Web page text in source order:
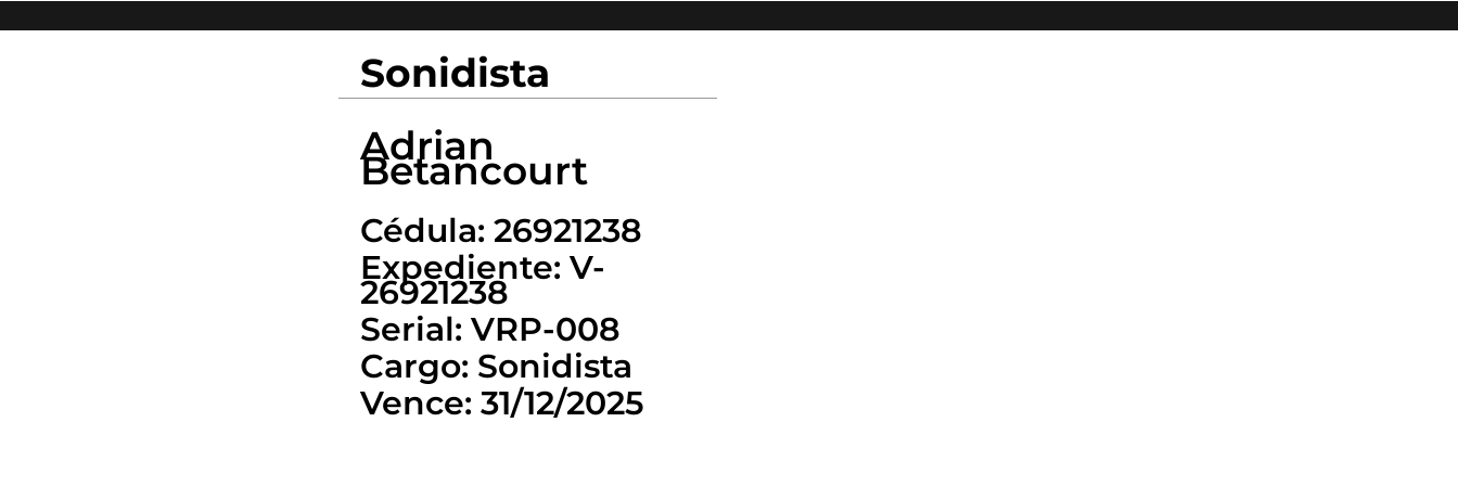
Sonidista
Adrian
Betancourt
Cédula: 26921238
Expediente: V-
26921238
Serial: VRP-008
Cargo: Sonidista
Vence: 31/12/2025